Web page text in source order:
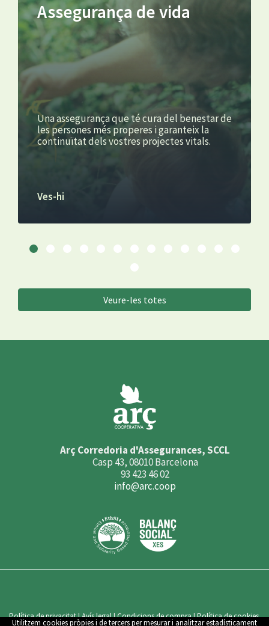
Assegurança de vida
Una assegurança que té cura del benestar de
les persones més properes i garanteix la
continuïtat dels vostres projectes vitals.
Ves-hi
Veure-les totes
Arç Corredoria d'Assegurances, SCCL
Casp 43, 08010 Barcelona
93 423 46 02
info@arc.coop
Política de privacitat|Avís legal|Condicions de compra|Política de cookies
Utilitzem cookies pròpies i de tercers per mesurar i analitzar estadísticament